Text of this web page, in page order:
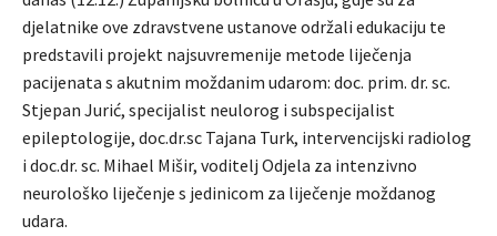
djelatnike ove zdravstvene ustanove održali edukaciju te
predstavili projekt najsuvremenije metode liječenja
pacijenata s akutnim moždanim udarom: doc. prim. dr. sc.
Stjepan Jurić, specijalist neulorog i subspecijalist
epileptologije, doc.dr.sc Tajana Turk, intervencijski radiolog
i doc.dr. sc. Mihael Mišir, voditelj Odjela za intenzivno
neurološko liječenje s jedinicom za liječenje moždanog
udara.